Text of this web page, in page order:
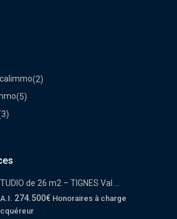
(2)
(5)
de 26 m2 – TIGNES Val ...
274.500€ Honoraires à charge